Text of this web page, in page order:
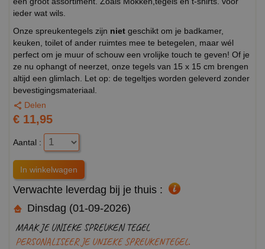
ieder wat wils.
Onze spreukentegels zijn niet geschikt om je badkamer,
keuken, toilet of ander ruimtes mee te betegelen, maar wél
perfect om je muur of schouw een vrolijke touch te geven! Of je
ze nu ophangt of neerzet, onze tegels van 15 x 15 cm brengen
altijd een glimlach. Let op: de tegeltjes worden geleverd zonder
bevestigingsmateriaal.
Delen
€ 11,95
Aantal :
Verwachte leverdag bij je thuis :
Dinsdag (01-09-2026)
MAAK JE UNIEKE SPREUKEN TEGEL
PERSONALISEER JE UNIEKE SPREUKENTEGEL.